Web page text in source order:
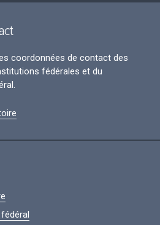
coordonnées de contact des
fédérales et du